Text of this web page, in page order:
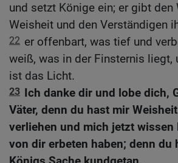
und setzt Könige ein; er gibt den
Weisheit und den Verständigen
22 er offenbart, was tief und
weiß, was in der Finsternis liegt,
ist das Licht.
23 Ich danke dir und lobe dich,
Väter, denn du hast mir
verliehen und mich jetzt wissen
von dir erbeten haben; denn du